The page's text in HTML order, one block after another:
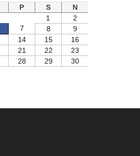
P S
N
1
2
7 8
9
14 15
16
21 22
23
28 29
30